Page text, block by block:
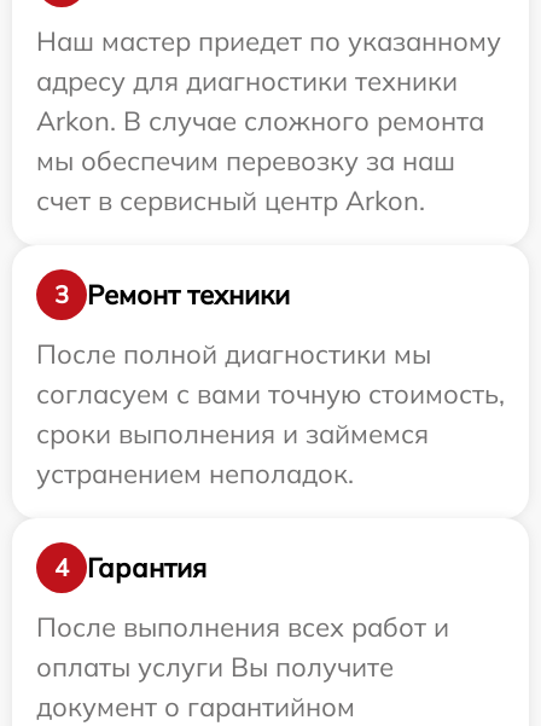
Наш мастер приедет по указанному
адресу для диагностики техники
Arkon. В случае сложного ремонта
мы обеспечим перевозку за наш
счет в сервисный центр Arkon.
3
Ремонт техники
После полной диагностики мы
согласуем с вами точную стоимость,
сроки выполнения и займемся
устранением неполадок.
4
Гарантия
После выполнения всех работ и
оплаты услуги Вы получите
документ о гарантийном